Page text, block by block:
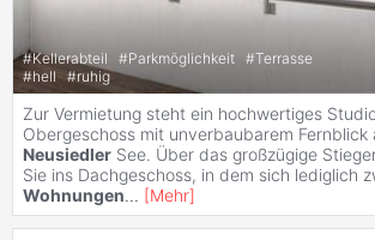
#Kellerabteil #Parkmöglichkeit #Terrasse
#hell #ruhig
Zur Vermietung steht ein hochwertiges
Obergeschoss mit unverbaubarem Fernblick
Neusiedler See. Über das großzügige
Sie ins Dachgeschoss, in dem sich lediglich
Wohnungen... [Mehr]